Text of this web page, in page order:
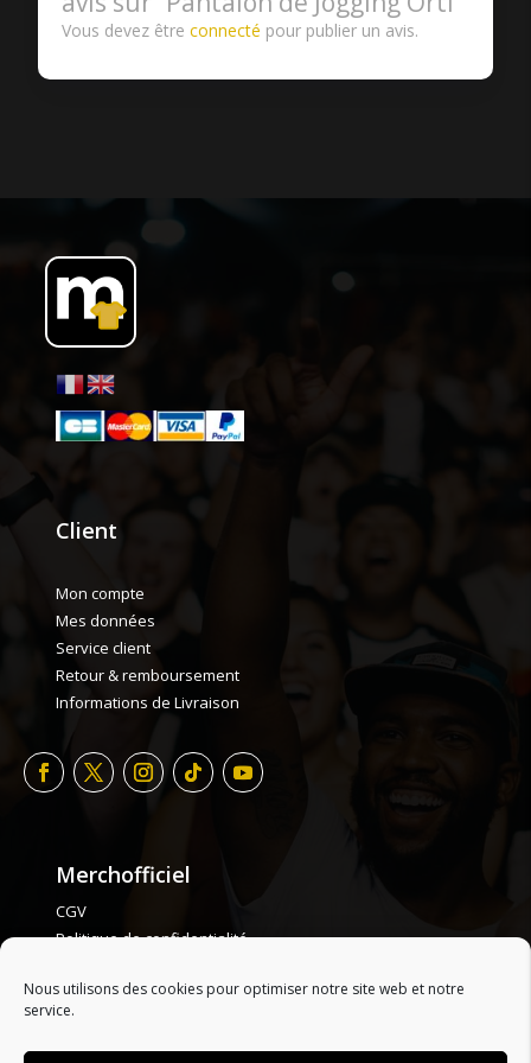
Nous utilisons des cookies pour optimiser notre site web et notre
service.
Vous devez êtreconnecté pour publier un avis.
Client
Mon compte
Mes données
Service client
Retour & remboursement
Informations de Livraison
Merchofficiel
CGV
Politique de confidentialité
Plan de site